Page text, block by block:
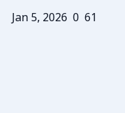
Jan 5, 2026 0 61